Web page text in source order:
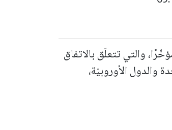
والتي تتعلّق بالاتفاق
والدول الأوروبيّة،